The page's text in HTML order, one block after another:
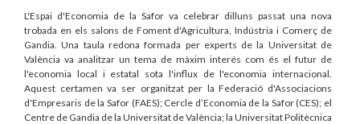
L'Espai d'Economia de la Safor va celebrar dilluns passat una nova
trobada en els salons de Foment d'Agricultura, Indústria i Comerç de
Gandia. Una taula redona formada per experts de la Universitat de
València va analitzar un tema de màxim interés com és el futur de
l'economia local i estatal sota l'influx de l'economia internacional.
Aquest certamen va ser organitzat per la Federació d'Associacions
d'Empresaris de la Safor (FAES); Cercle d’Economia de la Safor (CES); el
Centre de Gandia de la Universitat de València; la Universitat Politècnica